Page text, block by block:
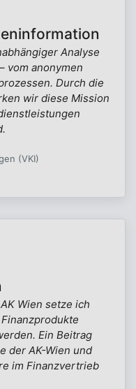
Analyse
vom anonymen
Durch die
wir diese Mission
(VKI)
Wien setze ich
Ein Beitrag
der AK-Wien und
im Finanzvertrieb